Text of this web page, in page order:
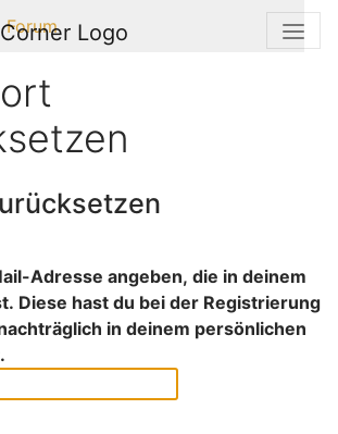
Forum
Adresse angeben, die in deinem
Diese hast du bei der Registrierung
in deinem persönlichen